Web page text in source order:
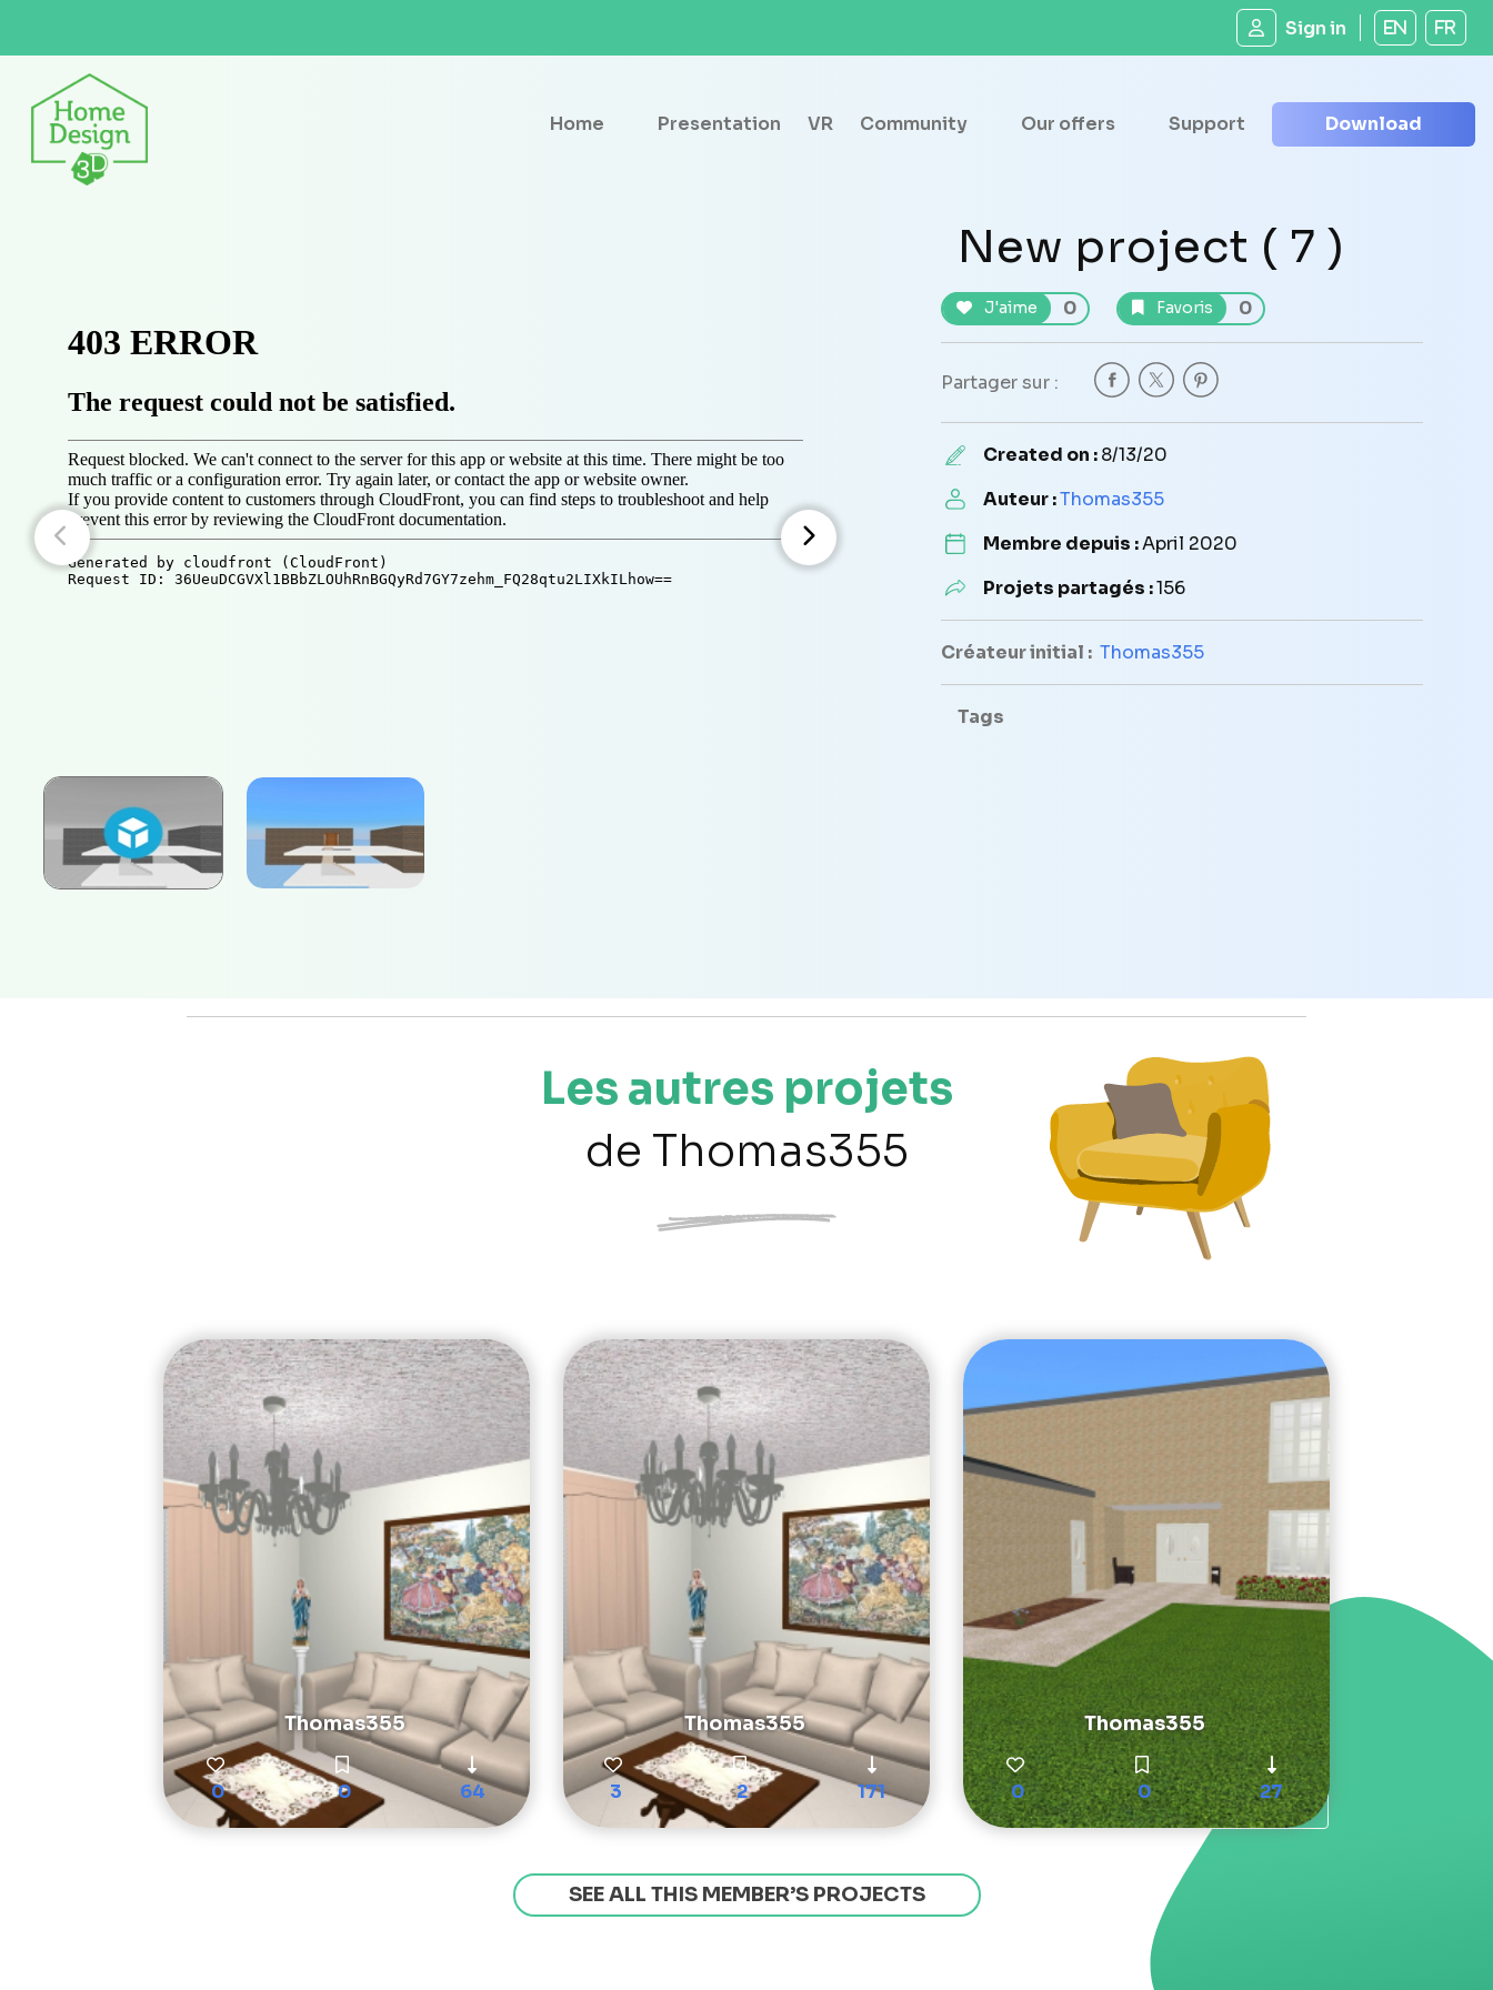
Sign in EN FR
Home Presentation VR Community Our offers Support Download
New project ( 7 )
J'aime 0 Favoris 0
Partager sur :
Created on :8/13/20
Auteur :Thomas355
Membre depuis :April 2020
Projets partagés :156
Créateur initial : Thomas355
Tags
Les autres projets
de Thomas355
Thomas355
0 0 64
Thomas355
3 2 171
Thomas355
0 0 27
SEE ALL THIS MEMBER’S PROJECTS